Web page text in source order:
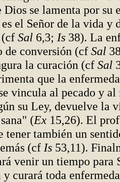
se lamenta por su
el Señor de la vida y
Sal 6,3; Is 38). La
de conversión (cf Sal
la curación (cf Sal
que la
vincula al pecado y
su Ley, devuelve la
(Ex 15,26). El
tener también un
(cf Is 53,11).
venir un tiempo para
y curará toda